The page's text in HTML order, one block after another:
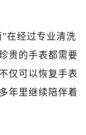
在经过专业清洗
贵的手表都需要
仅可以恢复手表
年里继续陪伴着